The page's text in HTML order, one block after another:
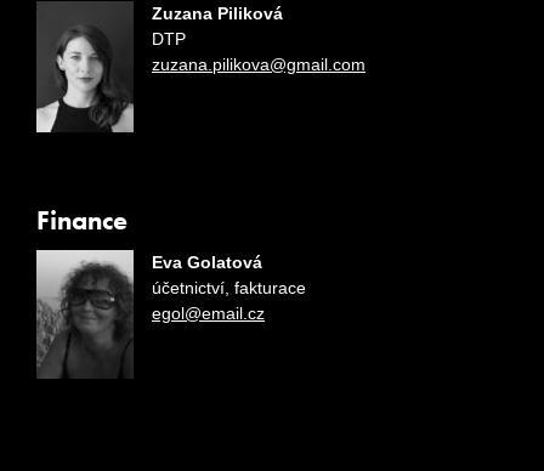
Zuzana Piliková
DTP
zuzana.pilikova@gmail.com
Finance
Eva Golatová
účetnictví, fakturace
egol@email.cz